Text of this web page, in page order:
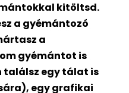
kitöltsd.
a gyémántozó
a
gyémántot is
találsz egy tálat is
egy grafikai